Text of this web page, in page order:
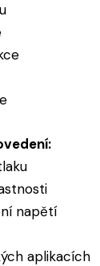
napětí
aplikacích